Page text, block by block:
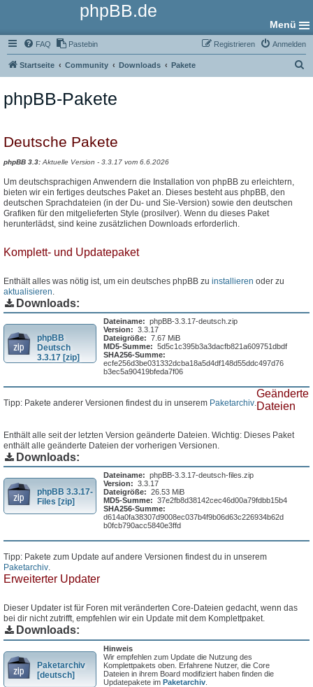
phpBB.de
Menü
FAQ Pastebin Anmelden
Registrieren
Startseite Community Downloads Pakete
phpBB-Pakete
Deutsche Pakete
phpBB 3.3: Aktuelle Version - 3.3.17 vom 6.6.2026
Um deutschsprachigen Anwendern die Installation von phpBB zu erleichtern,
bieten wir ein fertiges deutsches Paket an. Dieses besteht aus phpBB, den
deutschen Sprachdateien (in der Du- und Sie-Version) sowie den deutschen
Grafiken für den mitgelieferten Style (prosilver). Wenn du dieses Paket
herunterlädst, sind keine zusätzlichen Downloads erforderlich.
Komplett- und Updatepaket
Enthält alles was nötig ist, um ein deutsches phpBB zu installieren oder zu
aktualisieren.
Downloads:
phpBB
Deutsch
3.3.17 [zip]
Dateiname: phpBB-3.3.17-deutsch.zip
Version: 3.3.17
Dateigröße: 7.67 MiB
MD5-Summe: 5d5c1c395b3a3dacfb821a609751dbdf
SHA256-Summe:
ecfe256d3be031332dcba18a5d4df148d55ddc497d76
b3ec5a90419bfeda7f06
Tipp: Pakete anderer Versionen findest du in unserem Paketarchiv.
Geänderte
Dateien
Enthält alle seit der letzten Version geänderte Dateien. Wichtig: Dieses Paket
enthält alle geänderte Dateien der vorherigen Versionen.
Downloads:
phpBB 3.3.17-
Files [zip]
Dateiname: phpBB-3.3.17-deutsch-files.zip
Version: 3.3.17
Dateigröße: 26.53 MiB
MD5-Summe: 37e2fb8d38142cec46d00a79fdbb15b4
SHA256-Summe:
d614a0fa38307d9008ec037b4f9b06d63c226934b62d
b0fcb790acc5840e3ffd
Tipp: Pakete zum Update auf andere Versionen findest du in unserem
Paketarchiv.
Erweiterter Updater
Dieser Updater ist für Foren mit veränderten Core-Dateien gedacht, wenn das
bei dir nicht zutrifft, empfehlen wir ein Update mit dem Komplettpaket.
Downloads:
Paketarchiv
[deutsch]
Hinweis
Wir empfehlen zum Update die Nutzung des
Komplettpakets oben. Erfahrene Nutzer, die Core
Dateien in ihrem Board modifiziert haben finden die
Updatepakete imPaketarchiv